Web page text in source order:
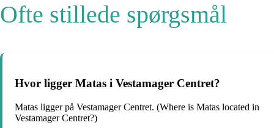
Ofte stillede spørgsmål
Hvor ligger Matas i Vestamager Centret?
Matas ligger på Vestamager Centret. (Where is Matas located in
Vestamager Centret?)